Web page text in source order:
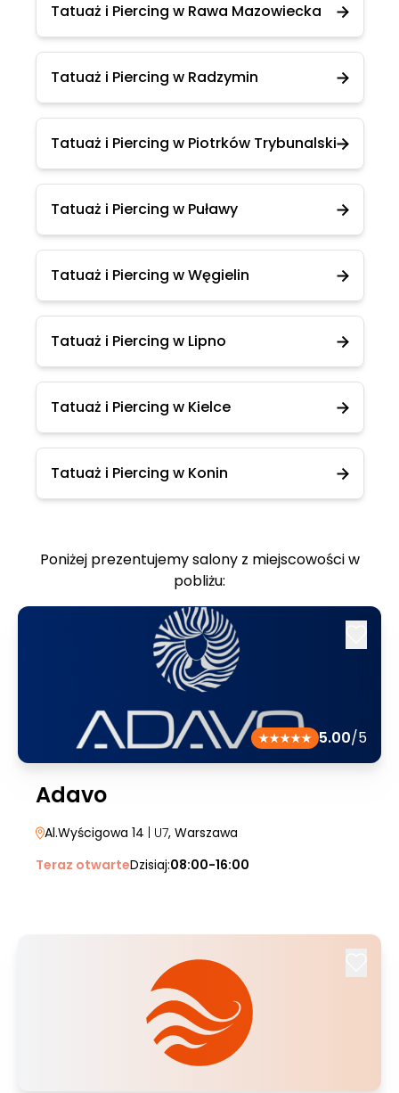
Tatuaż i Piercing w Rawa Mazowiecka
Tatuaż i Piercing w Radzymin
Tatuaż i Piercing w Piotrków Trybunalski
Tatuaż i Piercing w Puławy
Tatuaż i Piercing w Węgielin
Tatuaż i Piercing w Lipno
Tatuaż i Piercing w Kielce
Tatuaż i Piercing w Konin
Poniżej prezentujemy salony z miejscowości w
pobliżu:
5.00/5
Adavo
Al.Wyścigowa 14 | U7, Warszawa
Teraz otwarteDzisiaj:08:00-16:00